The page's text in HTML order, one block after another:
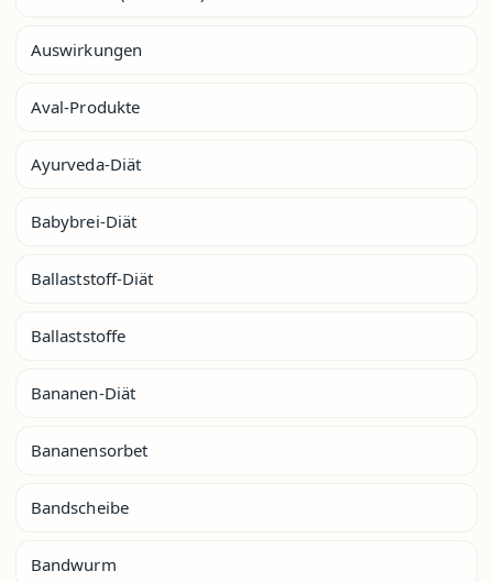
Auswirkungen
Aval-Produkte
Ayurveda-Diät
Babybrei-Diät
Ballaststoff-Diät
Ballaststoffe
Bananen-Diät
Bananensorbet
Bandscheibe
Bandwurm